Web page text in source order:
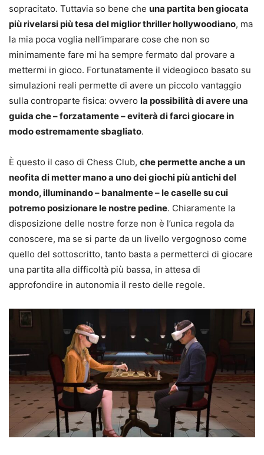
sopracitato. Tuttavia so bene che una partita ben giocata
più rivelarsi più tesa del miglior thriller hollywoodiano, ma
la mia poca voglia nell’imparare cose che non so
minimamente fare mi ha sempre fermato dal provare a
mettermi in gioco. Fortunatamente il videogioco basato su
simulazioni reali permette di avere un piccolo vantaggio
sulla controparte fisica: ovvero la possibilità di avere una
guida che – forzatamente – eviterà di farci giocare in
modo estremamente sbagliato.
È questo il caso di Chess Club, che permette anche a un
neofita di metter mano a uno dei giochi più antichi del
mondo, illuminando – banalmente – le caselle su cui
potremo posizionare le nostre pedine. Chiaramente la
disposizione delle nostre forze non è l’unica regola da
conoscere, ma se si parte da un livello vergognoso come
quello del sottoscritto, tanto basta a permetterci di giocare
una partita alla difficoltà più bassa, in attesa di
approfondire in autonomia il resto delle regole.